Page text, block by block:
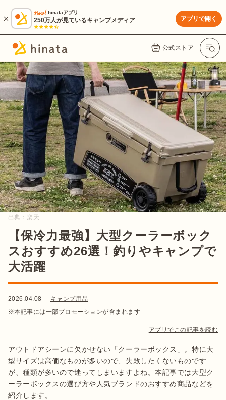
hinataアプリ
250万人が見ているキャンプメディア アプリで開く
公式ストア
出典： 楽天
【保冷力最強】大型クーラーボック
スおすすめ26選！釣りやキャンプで
大活躍
2026.04.08
キャンプ用品
※本記事には一部プロモーションが含まれます
アプリでこの記事を読む
アウトドアシーンに欠かせない「クーラーボックス」。特に大
型サイズは高価なものが多いので、失敗したくないものです
が、種類が多いので迷ってしまいますよね。本記事では大型ク
ーラーボックスの選び方や人気ブランドのおすすめ商品などを
紹介します。